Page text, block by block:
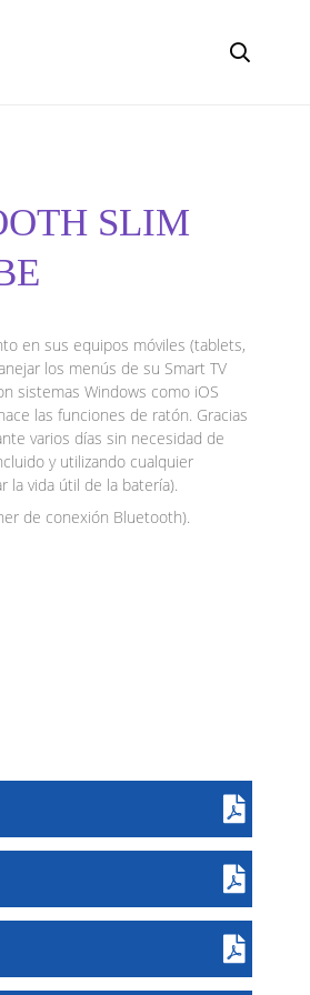
SLIM
en sus equipos móviles (tablets,
los menús de su Smart TV
sistemas Windows como iOS
las funciones de ratón. Gracias
varios días sin necesidad de
y utilizando cualquier
la vida útil de la batería).
de conexión Bluetooth).